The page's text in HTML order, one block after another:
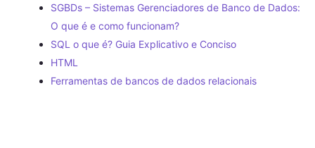
SGBDs – Sistemas Gerenciadores de Banco de Dados:
O que é e como funcionam?
SQL o que é? Guia Explicativo e Conciso
HTML
Ferramentas de bancos de dados relacionais